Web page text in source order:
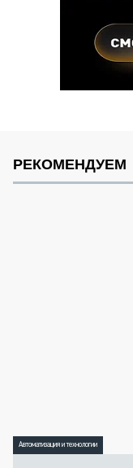
РЕКОМЕНДУЕМ
Автоматизация и технологии